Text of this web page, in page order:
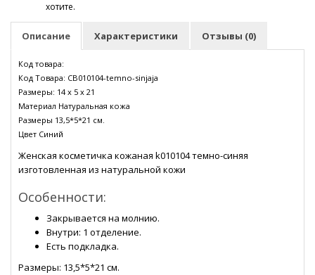
хотите.
Описание Характеристики Отзывы (0)
Код товара:
Код Товара: CB010104-temno-sinjaja
Размеры: 14 x 5 x 21
Материал Натуральная кожа
Размеры 13,5*5*21 см.
Цвет Синий
Женская косметичка кожаная k010104 темно-синяя
изготовленная из натуральной кожи
Особенности:
Закрывается на молнию.
Внутри: 1 отделение.
Есть подкладка.
Размеры: 13,5*5*21 см.